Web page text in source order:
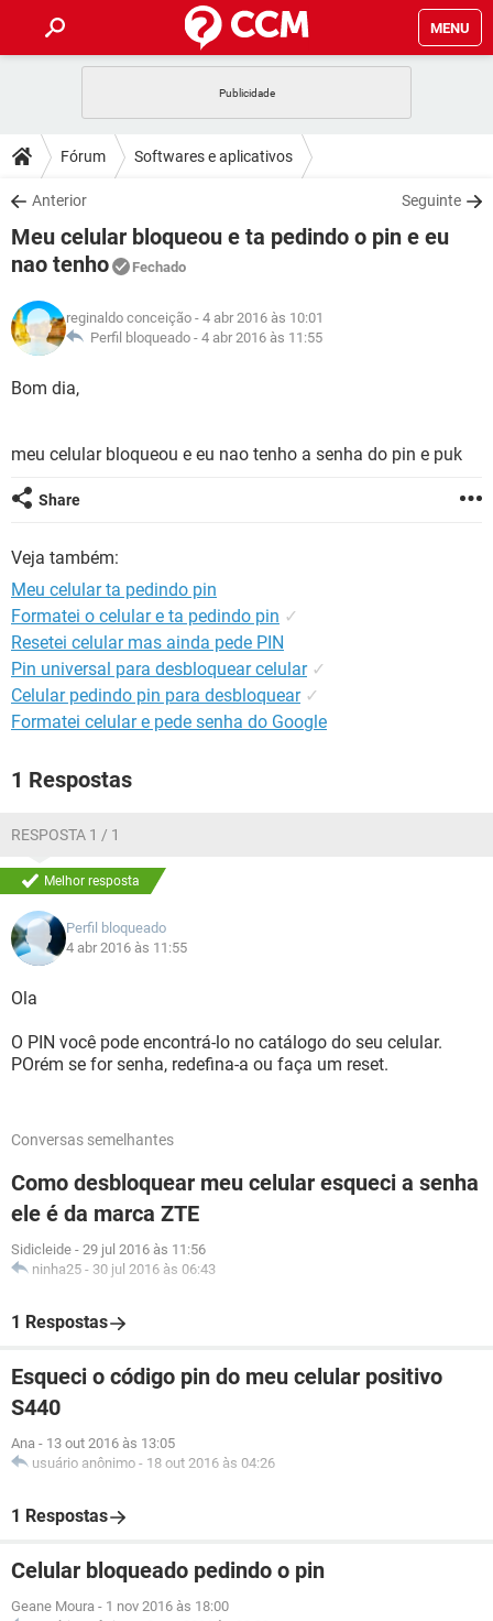
MENU
CELULAR FACEBOOK
OUTLOOK
INSTAGRAM GMAIL
GUIA DE COMPRAS
DICAS
JOGOS WHATSAPP
OUTLOOK
GUIA DE COMPRAS
DOWNLOADS
JOGOS WHATSAPP
CELULAR
OUTLOOK EXCEL
INSTAGRAM
GUIA DE COMPRAS
FÓRUM
CELULAR FACEBOOK
GUIA DE COMPRAS
GLOSSÁRIO
JOGOS
CELULAR
INSTAGRAM GMAIL
GUIA DE COMPRAS
Fórum Softwares e aplicativos
Anterior Seguinte
Meu celular bloqueou e ta pedindo o pin e eu
nao tenho
Fechado
reginaldo conceição - 4 abr 2016 às 10:01
Perfil bloqueado - 4 abr 2016 às 11:55
Bom dia,
meu celular bloqueou e eu nao tenho a senha do pin e puk
Share
Veja também:
Meu celular ta pedindo pin
Formatei o celular e ta pedindo pin ✓
Resetei celular mas ainda pede PIN
Pin universal para desbloquear celular ✓
Celular pedindo pin para desbloquear ✓
Formatei celular e pede senha do Google
1 Respostas
RESPOSTA 1 / 1
Melhor resposta
Perfil bloqueado
4 abr 2016 às 11:55
Ola
O PIN você pode encontrá-lo no catálogo do seu celular.
POrém se for senha, redefina-a ou faça um reset.
Conversas semelhantes
Como desbloquear meu celular esqueci a senha
ele é da marca ZTE
Sidicleide - 29 jul 2016 às 11:56
ninha25 - 30 jul 2016 às 06:43
1 Respostas
Esqueci o código pin do meu celular positivo
S440
Ana - 13 out 2016 às 13:05
usuário anônimo - 18 out 2016 às 04:26
1 Respostas
Celular bloqueado pedindo o pin
Geane Moura - 1 nov 2016 às 18:00